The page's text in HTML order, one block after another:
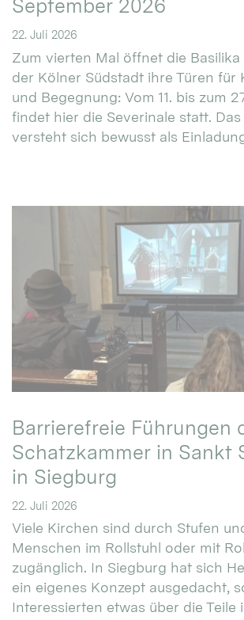
September 2026
22. Juli 2026
Zum vierten Mal öffnet die Basilika
der Kölner Südstadt ihre Türen für
und Begegnung: Vom 11. bis zum
findet hier die Severinale statt.
versteht sich bewusst als
Barrierefreie Führungen
Schatzkammer in Sankt
in Siegburg
22. Juli 2026
Viele Kirchen sind durch Stufen
Menschen im Rollstuhl oder mit
zugänglich. In Siegburg hat sich
ein eigenes Konzept ausgedacht,
Interessierten etwas über die Teile